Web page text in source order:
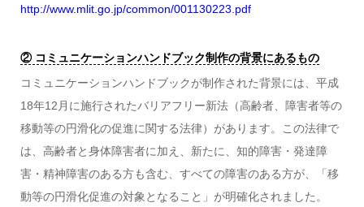
http://www.mlit.go.jp/common/001130223.pdf
② コミュニケーションハンドブック制作の背景にあるもの
コミュニケーションハンドブックが制作された背景には、平成
18年12月に施行されたバリアフリー新法（高齢者、障害者等の
移動等の円滑化の促進に関する法律）があります。この法律で
は、高齢者と身体障害者に加え、新たに、知的障害・発達障
害・精神障害のある方も含む、すべての障害のある方が、「移
動等の円滑化促進の対象となること」が明確化されました。